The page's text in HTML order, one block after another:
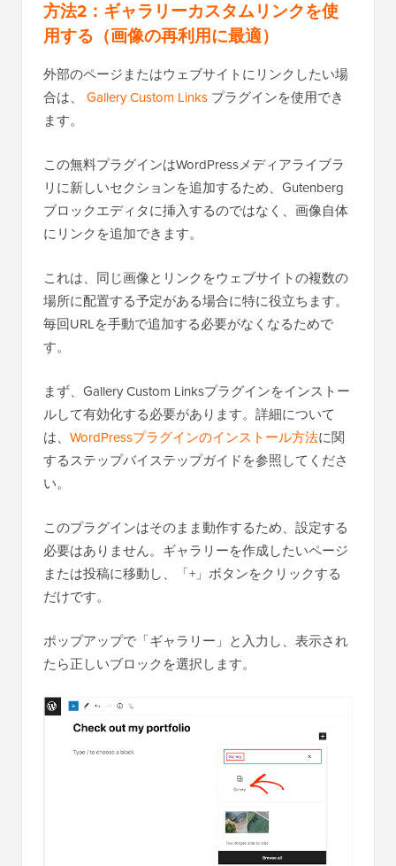
方法2：ギャラリーカスタムリンクを使
用する（画像の再利用に最適）
外部のページまたはウェブサイトにリンクしたい場
合は、 Gallery Custom Links プラグインを使用でき
ます。
この無料プラグインはWordPressメディアライブラ
リに新しいセクションを追加するため、Gutenberg
ブロックエディタに挿入するのではなく、画像自体
にリンクを追加できます。
これは、同じ画像とリンクをウェブサイトの複数の
場所に配置する予定がある場合に特に役立ちます。
毎回URLを手動で追加する必要がなくなるためで
す。
まず、Gallery Custom Linksプラグインをインストー
ルして有効化する必要があります。詳細について
は、 WordPressプラグインのインストール方法に関
するステップバイステップガイドを参照してくださ
い。
このプラグインはそのまま動作するため、設定する
必要はありません。ギャラリーを作成したいページ
または投稿に移動し、「+」ボタンをクリックする
だけです。
ポップアップで「ギャラリー」と入力し、表示され
たら正しいブロックを選択します。